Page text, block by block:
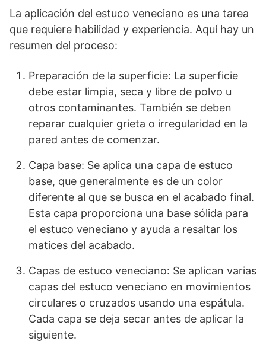
La aplicación del estuco veneciano es una tarea
que requiere habilidad y experiencia. Aquí hay un
resumen del proceso:
Preparación de la superficie: La superficie
debe estar limpia, seca y libre de polvo u
otros contaminantes. También se deben
reparar cualquier grieta o irregularidad en la
pared antes de comenzar.
Capa base: Se aplica una capa de estuco
base, que generalmente es de un color
diferente al que se busca en el acabado final.
Esta capa proporciona una base sólida para
el estuco veneciano y ayuda a resaltar los
matices del acabado.
Capas de estuco veneciano: Se aplican varias
capas del estuco veneciano en movimientos
circulares o cruzados usando una espátula.
Cada capa se deja secar antes de aplicar la
siguiente.